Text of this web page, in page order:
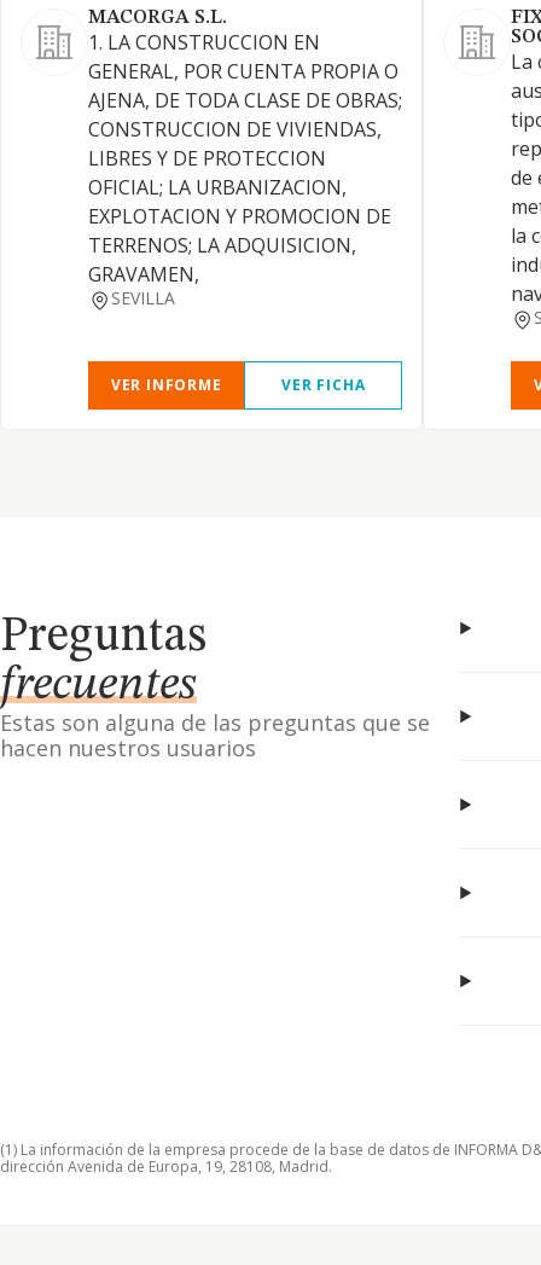
MACORGA S.L.
1. LA CONSTRUCCION EN
GENERAL, POR CUENTA PROPIA O
AJENA, DE TODA CLASE DE OBRAS;
CONSTRUCCION DE VIVIENDAS,
LIBRES Y DE PROTECCION
OFICIAL; LA URBANIZACION,
EXPLOTACION Y PROMOCION DE
TERRENOS; LA ADQUISICION,
GRAVAMEN,
SEVILLA
VER INFORME VER FICHA
La
de
la
Preguntas
frecuentes
Estas son alguna de las preguntas que se
hacen nuestros usuarios
(1) La información de la empresa procede de la base de datos de INFORMA
dirección Avenida de Europa, 19, 28108, Madrid.